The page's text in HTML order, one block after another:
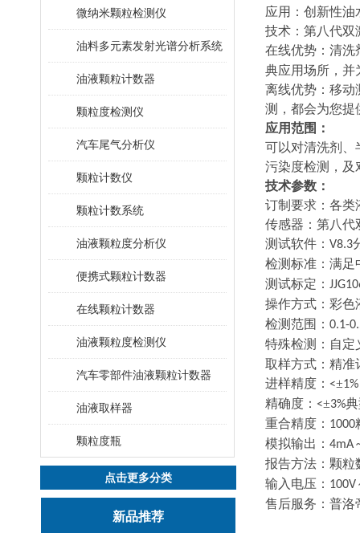
微纳米颗粒检测仪
油料多元素发射光谱分析系统
油液颗粒计数器
颗粒度检测仪
汽车尾气分析仪
颗粒计数仪
颗粒计数系统
油液颗粒度分析仪
便携式颗粒计数器
在线颗粒计数器
油液颗粒度检测仪
汽车零部件油液颗粒计数器
油液取样器
颗粒度瓶
点击更多分类
新品推荐
应用：创新性油
技术：第八代双
在线优势：清洗
典应用场所，并
离线优势：移动
测，都会为您提
应用范围：
可以对清洗剂、
污染度检测，及
技术参数：
订制要求：各类
传感器：第八代
测试软件： V8.3
检测标准：满足
测试标定：
操作方式：彩色
检测范围： 0.1-
特殊检测：自定
取样方式：精准
进样精度： <±1%
精确度： <±3%
重合精度： 1000
模拟输出： 4mA
报告方法：颗粒
输入电压： 100V
售后服务：普洛